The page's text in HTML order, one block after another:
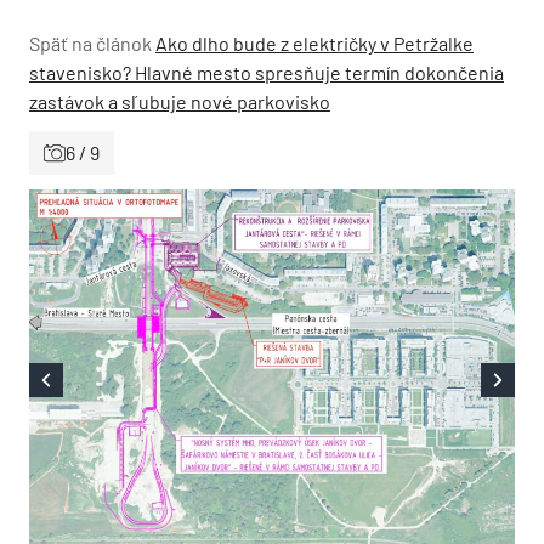
Späť na článok Ako dlho bude z električky v Petržalke
stavenisko? Hlavné mesto spresňuje termín dokončenia
zastávok a sľubuje nové parkovisko
6 / 9